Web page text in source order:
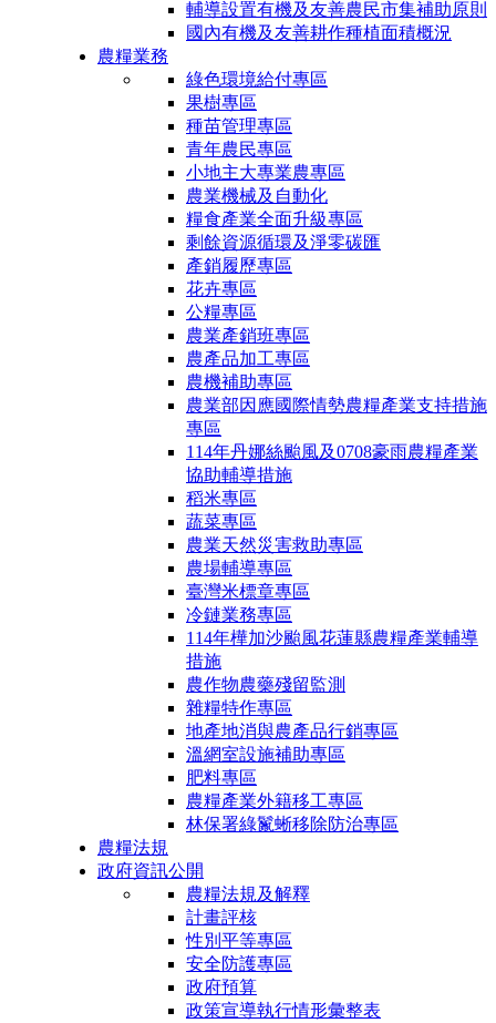
輔導設置有機及友善農民市集補助原則
國內有機及友善耕作種植面積概況
農糧業務
綠色環境給付專區
果樹專區
種苗管理專區
青年農民專區
小地主大專業農專區
農業機械及自動化
糧食產業全面升級專區
剩餘資源循環及淨零碳匯
產銷履歷專區
花卉專區
公糧專區
農業產銷班專區
農產品加工專區
農機補助專區
農業部因應國際情勢農糧產業支持措施
專區
114年丹娜絲颱風及0708豪雨農糧產業
協助輔導措施
稻米專區
蔬菜專區
農業天然災害救助專區
農場輔導專區
臺灣米標章專區
冷鏈業務專區
114年樺加沙颱風花蓮縣農糧產業輔導
措施
農作物農藥殘留監測
雜糧特作專區
地產地消與農產品行銷專區
溫網室設施補助專區
肥料專區
農糧產業外籍移工專區
林保署綠鬣蜥移除防治專區
農糧法規
政府資訊公開
農糧法規及解釋
計畫評核
性別平等專區
安全防護專區
政府預算
政策宣導執行情形彙整表